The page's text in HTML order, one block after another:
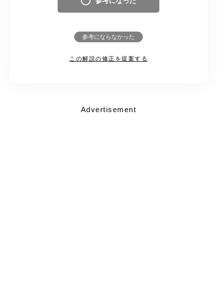
参考にならなかった
この解説の修正を提案する
Advertisement